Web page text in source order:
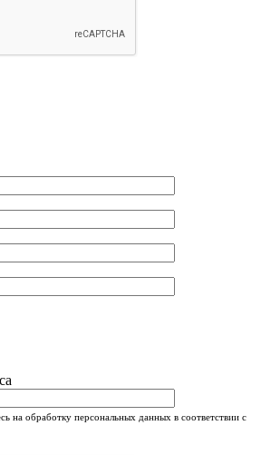
на обработку персональных данных в соответствии с